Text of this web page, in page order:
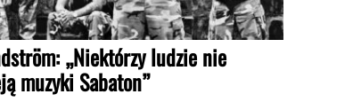
„Niektórzy ludzie nie
muzyki Sabaton”